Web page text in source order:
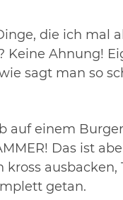
die ich mal
Ahnung!
sagt man so
auf einem
Das ist
getan.